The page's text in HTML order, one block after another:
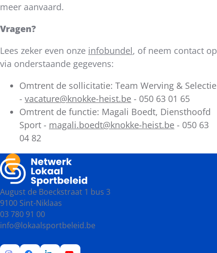
meer aanvaard.
Vragen?
Lees zeker even onze infobundel, of neem contact op
via onderstaande gegevens:
Omtrent de sollicitatie: Team Werving & Selectie
- vacature@knokke-heist.be - 050 63 01 65
Omtrent de functie: Magali Boedt, Diensthoofd
Sport - magali.boedt@knokke-heist.be - 050 63
04 82
August de Boeckstraat 1 bus 3
9100 Sint-Niklaas
03 780 91 00
info@lokaalsportbeleid.be